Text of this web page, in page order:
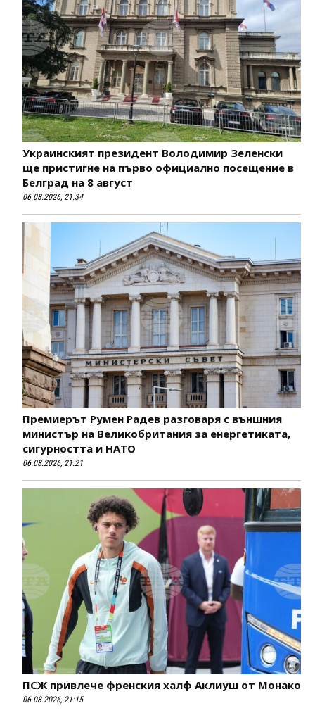
Украинският президент Володимир Зеленски
ще пристигне на първо официално посещение в
Белград на 8 август
06.08.2026, 21:34
Премиерът Румен Радев разговаря с външния
министър на Великобритания за енергетиката,
сигурността и НАТО
06.08.2026, 21:21
ПСЖ привлече френския халф Аклиуш от Монако
06.08.2026, 21:15